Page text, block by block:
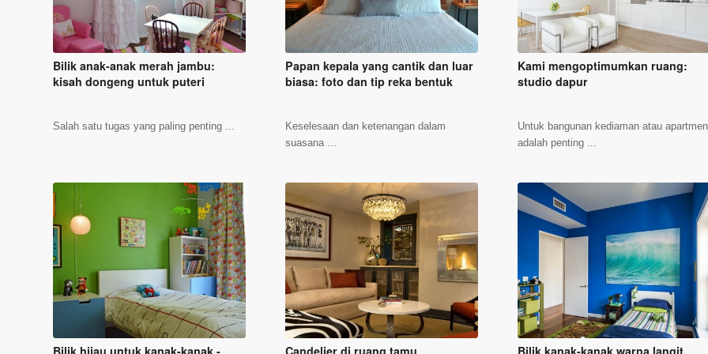
Bilik anak-anak merah jambu:
kisah dongeng untuk puteri
Salah satu tugas yang paling penting ...
Papan kepala yang cantik dan luar
biasa: foto dan tip reka bentuk
Keselesaan dan ketenangan dalam
suasana ...
Kami mengoptimumkan ruang:
studio dapur
Untuk bangunan kediaman atau apartmen
adalah penting ...